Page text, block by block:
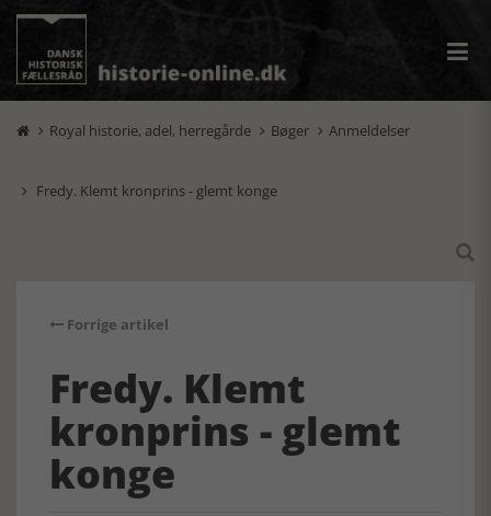
 Royal historie, adel, herregårde  Bøger  Anmeldelser
 Fredy. Klemt kronprins - glemt konge

Forrige artikel
Fredy. Klemt
kronprins - glemt
konge